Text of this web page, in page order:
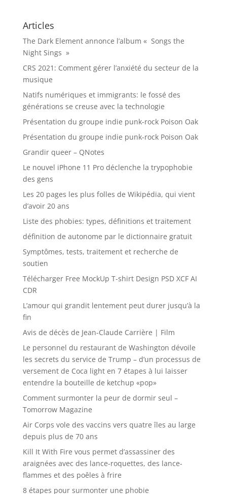
Articles
The Dark Element annonce l’album « Songs the
Night Sings »
CRS 2021: Comment gérer l’anxiété du secteur de la
musique
Natifs numériques et immigrants: le fossé des
générations se creuse avec la technologie
Présentation du groupe indie punk-rock Poison Oak
Présentation du groupe indie punk-rock Poison Oak
Grandir queer – QNotes
Le nouvel iPhone 11 Pro déclenche la trypophobie
des gens
Les 20 pages les plus folles de Wikipédia, qui vient
d’avoir 20 ans
Liste des phobies: types, définitions et traitement
définition de autonome par le dictionnaire gratuit
Symptômes, tests, traitement et recherche de
soutien
Télécharger Free MockUp T-shirt Design PSD XCF AI
CDR
L’amour qui grandit lentement peut durer jusqu’à la
fin
Avis de décès de Jean-Claude Carrière | Film
Le personnel du restaurant de Washington dévoile
les secrets du service de Trump – d’un processus de
versement de Coca light en 7 étapes à lui laisser
entendre la bouteille de ketchup «pop»
Comment surmonter la peur de dormir seul –
Tomorrow Magazine
Air Corps vole des vaccins vers quatre îles au large
depuis plus de 70 ans
Kill It With Fire vous permet d’assassiner des
araignées avec des lance-roquettes, des lance-
flammes et des poêles à frire
8 étapes pour surmonter une phobie